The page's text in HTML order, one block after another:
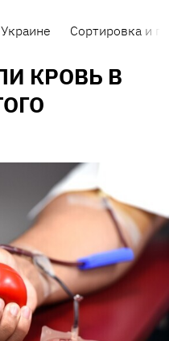
Сортировка и
КРОВЬ В